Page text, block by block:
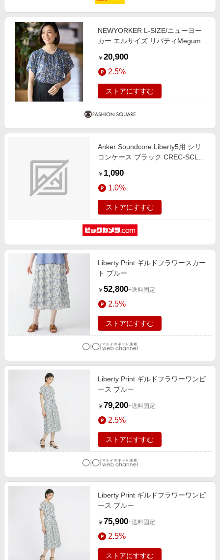
NEWYORKER L-SIZE/ニューヨー
カー エルサイズ リバティMegumi
ラウス ネイビー L13号
￥ 20,900
2.5%
ストアにすすむ
Anker Soundcore Liberty5用 シリ
コンケース ブラック CREC-SCL5-
￥ 1,090
1.0%
ストアにすすむ
Liberty Print ギルドフラワースカー
ト ブルー
￥ 52,800+送料固定
2.5%
ストアにすすむ
Liberty Print ギルドフラワーワンピ
ース ブルー
￥ 79,200+送料固定
2.5%
ストアにすすむ
Liberty Print ギルドフラワーワンピ
ース ブルー
￥ 75,900+送料固定
2.5%
ストアにすすむ